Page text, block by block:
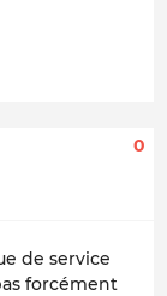
0
de service
forcément